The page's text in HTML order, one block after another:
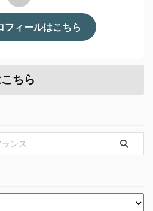
フィールはこちら
ちら